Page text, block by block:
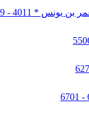
* 4011 - 4799